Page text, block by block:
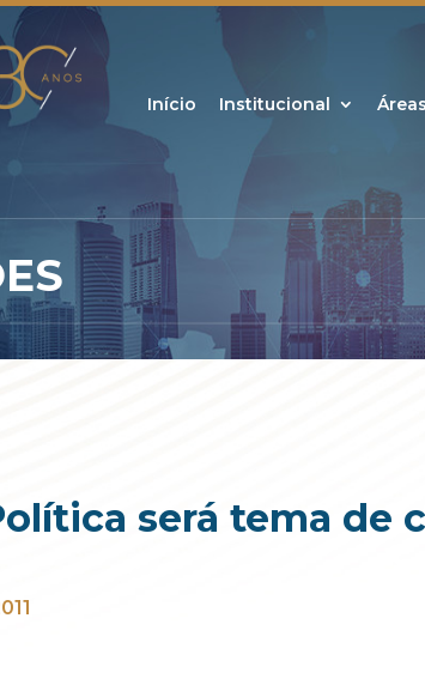
Início Institucional
será tema de